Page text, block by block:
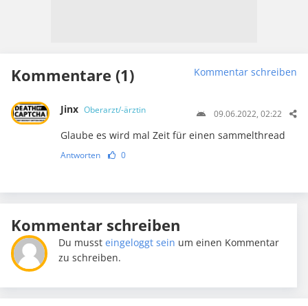
Kommentare (1) Kommentar schreiben
Jinx Oberarzt/-ärztin 09.06.2022, 02:22
Glaube es wird mal Zeit für einen sammelthread
Antworten 0
Kommentar schreiben
Du mussteingeloggt sein um einen Kommentar
zu schreiben.